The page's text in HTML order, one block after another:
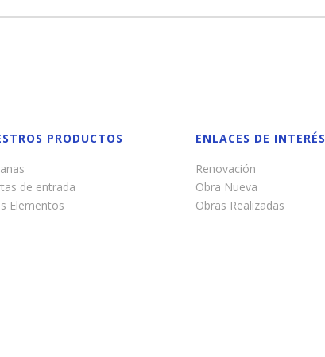
PRODUCTOS
de entrada
Elementos
ENLACES DE INTERÉS
Renovación
Obra Nueva
Obras Realizadas